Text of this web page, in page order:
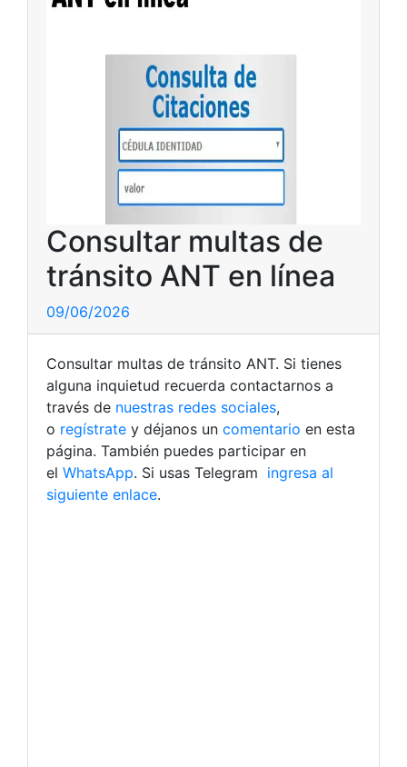
Consultar multas de
tránsito ANT en línea
09/06/2026
Consultar multas de tránsito ANT. Si tienes
alguna inquietud recuerda contactarnos a
través de nuestras redes sociales,
o regístrate y déjanos un comentario en esta
página. También puedes participar en
el WhatsApp. Si usas Telegram ingresa al
siguiente enlace.